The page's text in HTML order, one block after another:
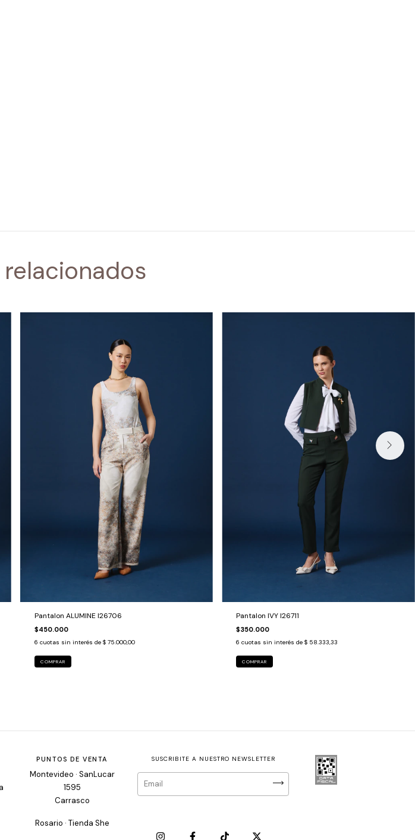
Pantalon ALUMINE I26706
$450.000
6 cuotas sin interés de $ 75.000,00
COMPRAR
Pantalon IVY I26711
$350.000
6 cuotas sin interés de$ 58.333,33
COMPRAR
PUNTOS DE VENTA
Montevideo · SanLucar
1595
Carrasco
Rosario · Tienda She
SUSCRIBITE A NUESTRO NEWSLETTER